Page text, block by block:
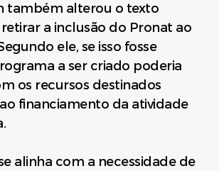
também alterou o texto
a inclusão do Pronat ao
ele, se isso fosse
a ser criado poderia
os recursos destinados
financiamento da atividade
alinha com a necessidade de